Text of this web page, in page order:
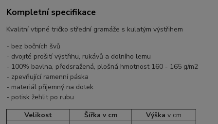
Kompletní specifikace
Kvalitní vtipné tričko střední gramáže s kulatým výstřihem
- bez bočních švů
- dvojité prošití výstřihu, rukávů a dolního lemu
- 100% bavlna, předsražená, plošná hmotnost 160 - 165 g/m2
- zpevňující ramenní páska
- materiál příjemný na dotek
- potisk žehlit po rubu
Velikost
Šířka v cm Výška v cm